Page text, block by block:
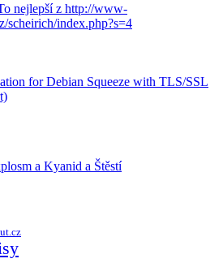
nejlepší z http://www-
scheirich/index.php?s=4
for Debian Squeeze with TLS/SSL
a Kyanid a Štěstí